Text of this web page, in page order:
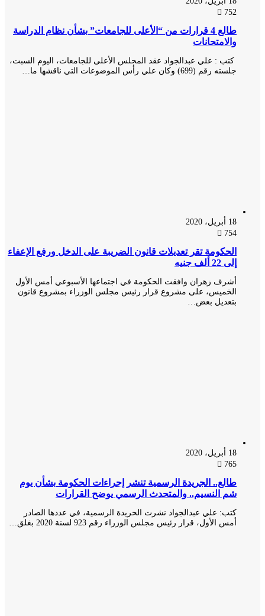
طالع 4 قرارات من “الأعلى للجامعات” بشأن نظام الدراسة
والامتحانات
كتب : علي عبدالجواد عقد المجلس الأعلى للجامعات، اليوم السبت،
جلسته رقم (699) وكان علي رأس الموضوعات التي ناقشها ما…
الحكومة تقر تعديلات قانون الضريبة على الدخل ورفع الإعفاء
أشرف زهران وافقت الحكومة في اجتماعها الأسبوعي أمس الأول
الخميس، على مشروع قرار رئيس مجلس الوزراء بمشروع قانون
بتعديل بعض…
طالع.. الجريدة الرسمية تنشر إجراءات الحكومة بشأن يوم
شم النسيم.. والمتحدث الرسمي يوضح القرارات
كتب: علي عبدالجواد نشرت الحريدة الرسمية، في عددها الصادر
أمس الأول، قرار رئيس مجلس الوزراء رقم 923 لسنة 2020 بغلق…